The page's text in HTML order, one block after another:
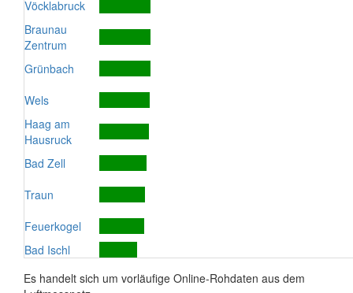
Vöcklabruck
Braunau
Zentrum
Grünbach
Wels
Haag am
Hausruck
Bad Zell
Traun
Feuerkogel
Bad Ischl
Es handelt sich um vorläufige Online-Rohdaten aus dem